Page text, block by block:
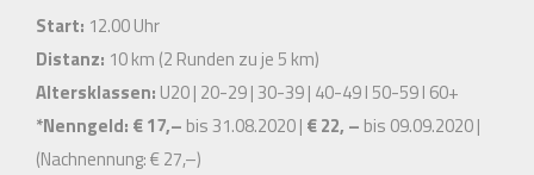
Start: 12.00 Uhr
Distanz: 10 km (2 Runden zu je 5 km)
Altersklassen: U20 | 20-29 | 30-39 | 40-49 I 50-59 I 60+
*Nenngeld: € 17,– bis 31.08.2020 | € 22, – bis 09.09.2020 |
(Nachnennung: € 27,–)